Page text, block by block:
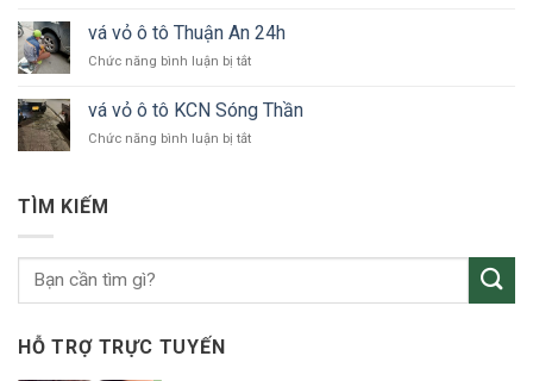
KCN
vỏ
xe
ô
Bắc
Tân
Uyên
vá vỏ ô tô Thuận An 24h
Chức năng bình luận bị tắtở
ô
tô
vá vỏ ô tô KCN Sóng Thần
Chức năng bình luận bị tắtở
Sóng
TÌM KIẾM
HỖ TRỢ TRỰC TUYẾN